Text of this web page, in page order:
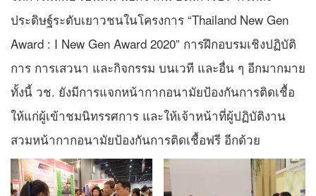
ประดิษฐ์ระดับเยาวชนในโครงการ “Thailand New Gen
Award : I New Gen Award 2020” การฝึกอบรมเชิงปฏิบัติ
การ การเสวนา และกิจกรรม บนเวที และอื่น ๆ อีกมากมาย
ทั้งนี้ วช. ยังมีการแจกหน้ากากอนามัยป้องกันการติดเชื้อ
ให้แก่ผู้เข้าชมนิทรรศการ และให้เจ้าหน้าที่ผู้ปฏิบัติงาน
สวมหน้ากากอนามัยป้องกันการติดเชื้อฟรี อีกด้วย